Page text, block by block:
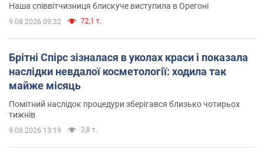
Наша співвітчизниця блискуче виступила в Орегоні
9.08.2026 09:32 72,1 т.
Брітні Спірс зізналася в уколах краси і показала
наслідки невдалої косметології: ходила так
майже місяць
Помітний наслідок процедури зберігався близько чотирьох
тижнів
9.08.2026 13:19 3,8 т.